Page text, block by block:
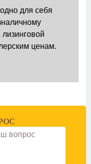
для себя
лизинговой
ценам.